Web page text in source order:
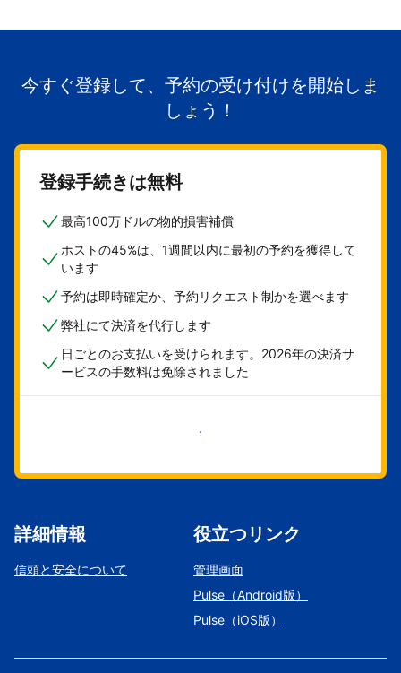
今すぐ登録して、予約の受け付けを開始しま
しょう！
登録手続きは無料
最高100万ドルの物的損害補償
ホストの45%は、1週間以内に最初の予約を獲得して
います
予約は即時確定か、予約リクエスト制かを選べます
弊社にて決済を代行します
日ごとのお支払いを受けられます。2026年の決済サ
ービスの手数料は免除されました
今すぐ始める
詳細情報
信頼と安全について
役立つリンク
管理画面
Pulse（Android版）
Pulse（iOS版）